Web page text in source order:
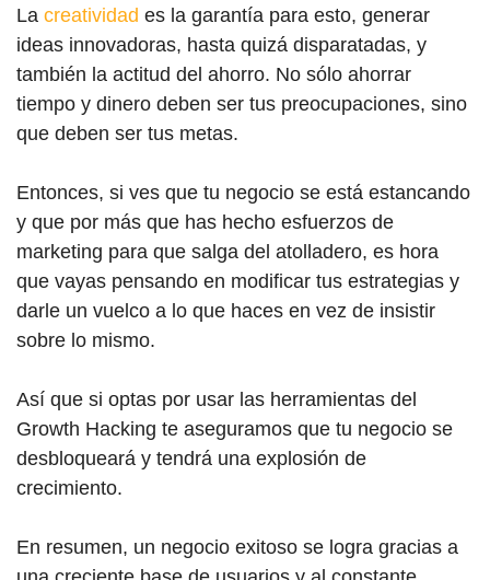
La creatividad es la garantía para esto, generar
ideas innovadoras, hasta quizá disparatadas, y
también la actitud del ahorro. No sólo ahorrar
tiempo y dinero deben ser tus preocupaciones, sino
que deben ser tus metas.
Entonces, si ves que tu negocio se está estancando
y que por más que has hecho esfuerzos de
marketing para que salga del atolladero, es hora
que vayas pensando en modificar tus estrategias y
darle un vuelco a lo que haces en vez de insistir
sobre lo mismo.
Así que si optas por usar las herramientas del
Growth Hacking te aseguramos que tu negocio se
desbloqueará y tendrá una explosión de
crecimiento.
En resumen, un negocio exitoso se logra gracias a